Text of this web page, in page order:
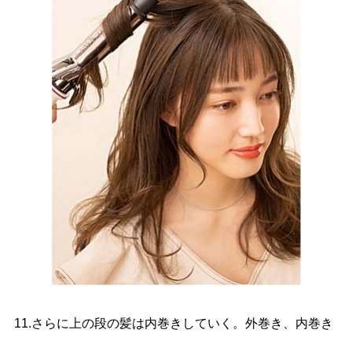
11.さらに上の段の髪は内巻きしていく。外巻き、内巻き